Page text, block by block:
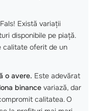
Fals! Există variații
disponibile pe piață.
calitate oferit de un
o avere. Este adevărat
binance variază, dar
calitatea. O